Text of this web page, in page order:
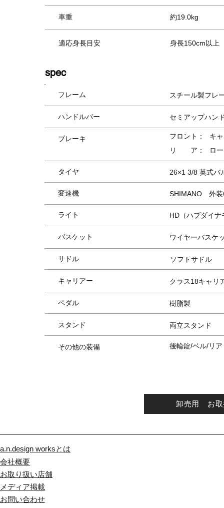
車重 約19.0kg
適応身長目安 身長150cm以上
spec
フレーム スチール製フレ
ハンドルバー セミアップハン
ブレーキ キ
フロント：
リ ア：
ロ
タイヤ 26×1 3/8 英式バ
変速機 SHIMANO 外
​ライト HD（ハブダイ
バスケット ワイヤーバスケ
サドル ソフトサドル
キャリア​ー クラス18キャリ
ペダル 樹脂製
スタンド 両立スタンド
その他の装備 後輪錠/ベル/リ
卸売用 お取
a.n.design worksとは
会社概要
お取り扱い店舗
メディア掲載
​お問い合わせ